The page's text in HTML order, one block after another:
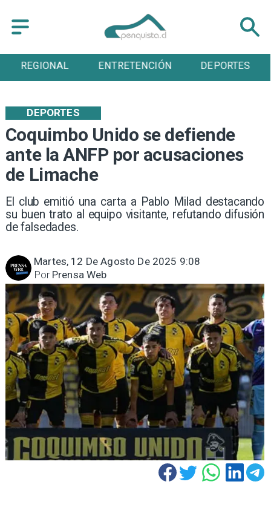
ENTRETENCIÓN DEPORTES CULTURA
Coquimbo Unido se defiende
ante la ANFP por acusaciones
de Limache
El club emitió una carta a Pablo Milad destacando
su buen trato al equipo visitante, refutando difusión
de falsedades.
DEPORTES
Martes, 12 De Agosto De 2025 9:08
Prensa Web
Por